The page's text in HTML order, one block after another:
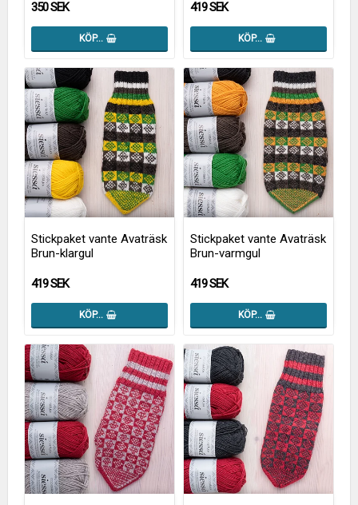
350 SEK
KÖP…
419 SEK
KÖP…
Stickpaket vante Avaträsk
Brun-klargul
419 SEK
KÖP…
Stickpaket vante Avaträsk
Brun-varmgul
419 SEK
KÖP…